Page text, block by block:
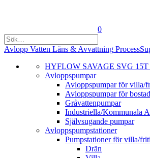
0
Avlopp Vatten Läns & Avvattning Process
HYFLOW SAVAGE SVG 15T
Avloppspumpar
Avloppspumpar för villa/
Avloppspumpar för
Gråvattenpumpar
Industriella/Kommunala
Självsugande pumpar
Avlopps­pumpstationer
Pumpstationer för villa/
Drän